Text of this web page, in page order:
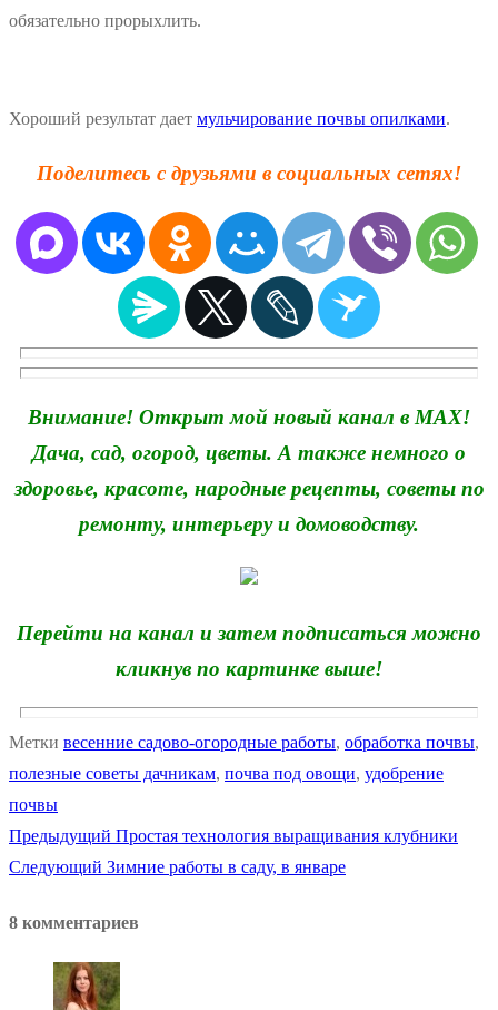
обязательно прорыхлить.
Хороший результат дает мульчирование почвы опилками.
Поделитесь с друзьями в социальных сетях!
Внимание! Открыт мой новый канал в MAX!
Дача, сад, огород, цветы. А также немного о
здоровье, красоте, народные рецепты, советы по
ремонту, интерьеру и домоводству.
Перейти на канал и затем подписаться можно
кликнув по картинке выше!
Метки весенние садово-огородные работы, обработка почвы,
полезные советы дачникам, почва под овощи, удобрение
почвы
Навигация
записям
Предыдущий Предыдущая
запись:
Простая технология выращивания клубники
Следующий Следующая
Зимние работы в саду, в январе
8 комментариев